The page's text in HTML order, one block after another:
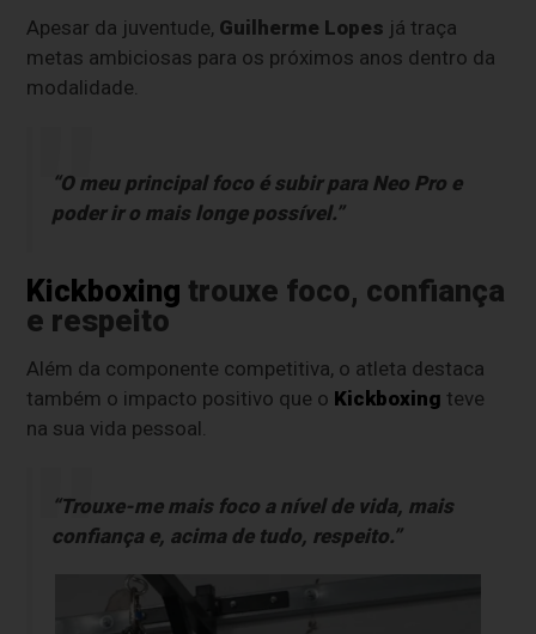
Apesar da juventude, Guilherme Lopes já traça
metas ambiciosas para os próximos anos dentro da
modalidade.
“O meu principal foco é subir para Neo Pro e
poder ir o mais longe possível.”
Kickboxing trouxe foco, confiança
e respeito
Além da componente competitiva, o atleta destaca
também o impacto positivo que o Kickboxing teve
na sua vida pessoal.
“Trouxe-me mais foco a nível de vida, mais
confiança e, acima de tudo, respeito.”